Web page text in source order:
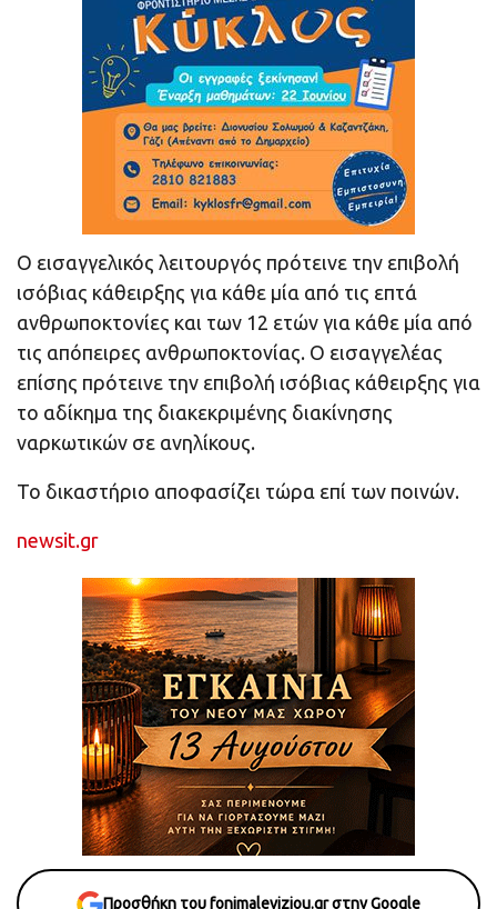
Ο εισαγγελικός λειτουργός πρότεινε την επιβολή
ισόβιας κάθειρξης για κάθε μία από τις επτά
ανθρωποκτονίες και των 12 ετών για κάθε μία από
τις απόπειρες ανθρωποκτονίας. Ο εισαγγελέας
επίσης πρότεινε την επιβολή ισόβιας κάθειρξης για
το αδίκημα της διακεκριμένης διακίνησης
ναρκωτικών σε ανηλίκους.
Το δικαστήριο αποφασίζει τώρα επί των ποινών.
newsit.gr
Προσθήκη του fonimaleviziou.gr στην Google